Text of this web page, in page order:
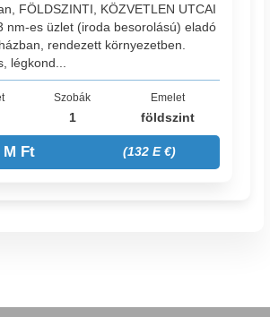
FÖLDSZINTI, KÖZVETLEN UTCAI
nm-es üzlet (iroda besorolású) eladó
rendezett környezetben.
légkond...
Szobák
1
Emelet
földszint
M Ft (132 E €)